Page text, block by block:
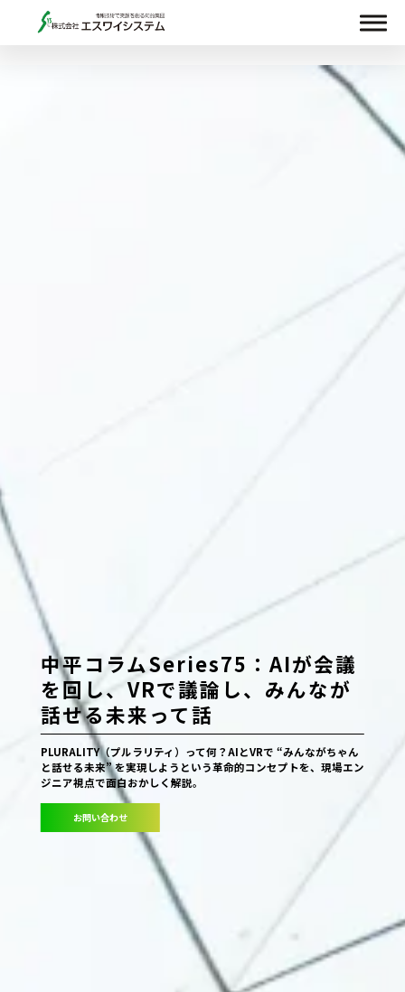
中平コラムSeries75：AIが会議
を回し、VRで議論し、みんなが
話せる未来って話
PLURALITY（プルラリティ）って何？AIとVRで “みんながちゃん
と話せる未来” を実現しようという革命的コンセプトを、現場エン
ジニア視点で面白おかしく解説。
お問い合わせ